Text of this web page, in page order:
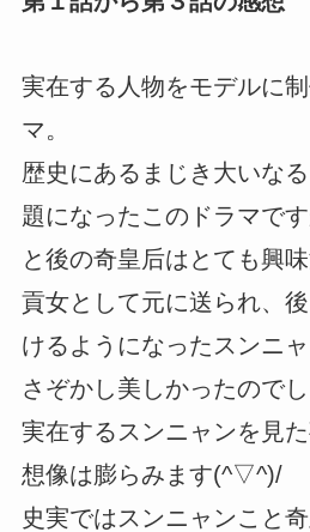
実在する人物をモデルに
マ。
歴史にあるまじき大いな
題になったこのドラマで
と後の奇皇后はとても興味
貢女として元に送られ、
けるようになったスンニャ
さぞかし美しかったので
実在するスンニャンを見た
想像は膨らみます(^▽^)/
史実ではスンニャンこと